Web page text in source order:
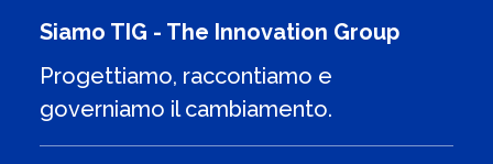
Siamo TIG - The Innovation Group
Progettiamo, raccontiamo e
governiamo il cambiamento.